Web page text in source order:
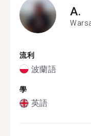
A.
流利
波蘭語
學
英語